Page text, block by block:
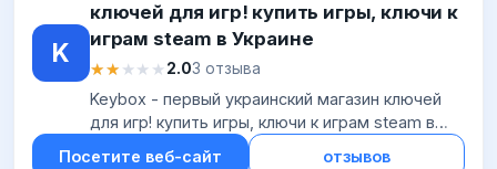
K
ключей для игр! купить игры, ключи к
играм steam в Украине
★★★★★
★★★★★2.03 отзыва
Keybox - первый украинский магазин ключей
для игр! купить игры, ключи к играм steam в
Посетите веб-сайт отзывов